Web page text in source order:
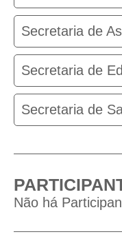
Secretaria de
Secretaria de
Secretaria de
Não há